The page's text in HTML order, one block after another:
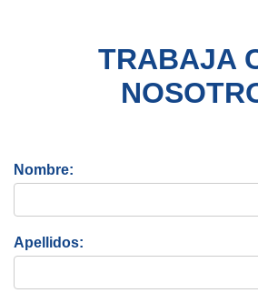
TRABAJA
Nombre:
Apellidos: